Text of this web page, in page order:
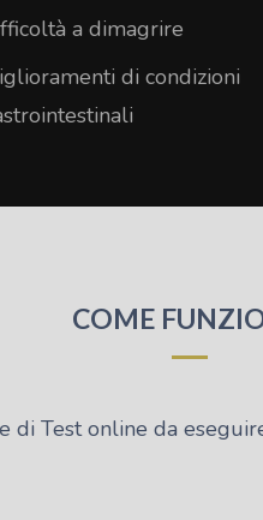
a dimagrire
di condizioni
COME
di Test online da